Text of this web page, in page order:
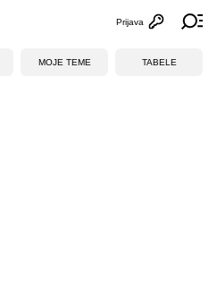
Otvori
Prijava
MOJE TEME TABELE